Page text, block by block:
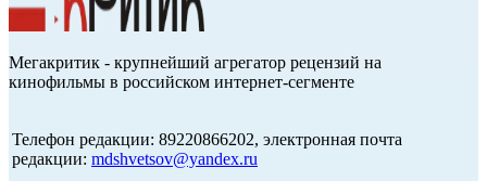
Мегакритик - крупнейший агрегатор рецензий на
кинофильмы в российском интернет-сегменте
Телефон редакции: 89220866202, электронная почта
редакции: mdshvetsov@yandex.ru